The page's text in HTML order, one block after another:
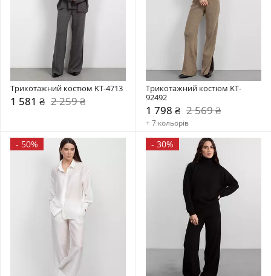
Трикотажний костюм KT-4713
1 581 ₴ 2 259 ₴
Трикотажний костюм KT-
92492
1 798 ₴ 2 569 ₴
+ 7 кольорів
- 50% - 30%